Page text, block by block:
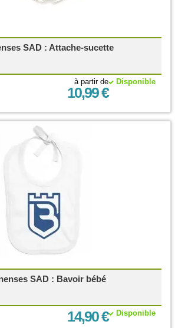
SAD : Attache-sucette
Disponible
à partir de
10,99 €
SAD : Bavoir bébé
Disponible
14,90 €